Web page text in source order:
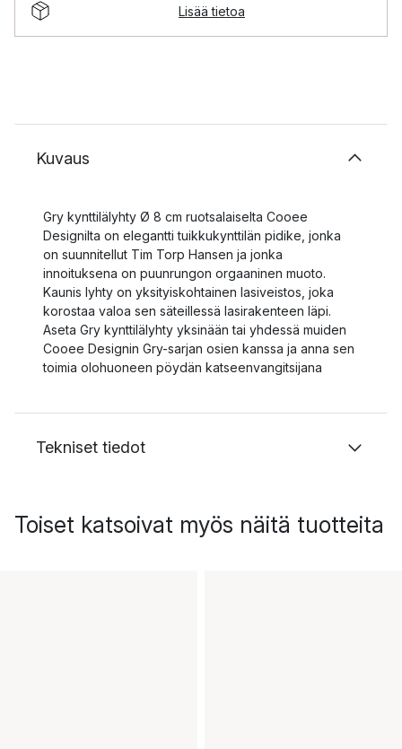
Lisää tietoa
Kuvaus
Gry kynttilälyhty Ø 8 cm ruotsalaiselta Cooee
Designilta on elegantti tuikkukynttilän pidike, jonka
on suunnitellut Tim Torp Hansen ja jonka
innoituksena on puunrungon orgaaninen muoto.
Kaunis lyhty on yksityiskohtainen lasiveistos, joka
korostaa valoa sen säteillessä lasirakenteen läpi.
Aseta Gry kynttilälyhty yksinään tai yhdessä muiden
Cooee Designin Gry-sarjan osien kanssa ja anna sen
toimia olohuoneen pöydän katseenvangitsijana
Tekniset tiedot
Toiset katsoivat myös näitä tuotteita